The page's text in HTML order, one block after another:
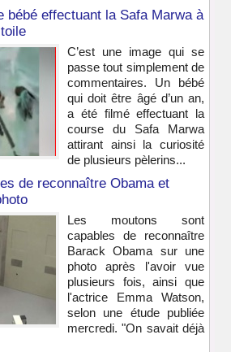
bébé effectuant la Safa Marwa à
C’est une image qui se
passe tout simplement de
commentaires. Un bébé
qui doit être âgé d’un an,
a été filmé effectuant la
course du Safa Marwa
attirant ainsi la curiosité
de plusieurs pèlerins...
de reconnaître Obama et
Les moutons sont
capables de reconnaître
Barack Obama sur une
photo après l'avoir vue
plusieurs fois, ainsi que
l'actrice Emma Watson,
selon une étude publiée
mercredi. "On savait déjà